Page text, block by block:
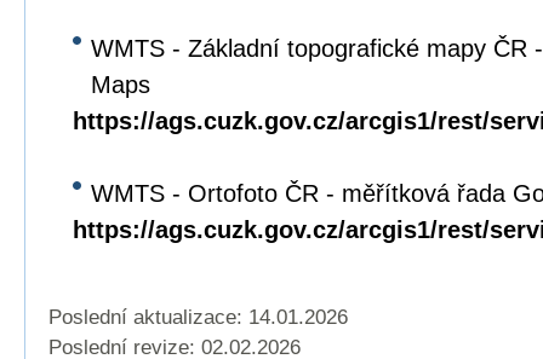
WMTS - Základní topografické mapy ČR
Maps
https://ags.cuzk.gov.cz/arcgis1/rest/
WMTS - Ortofoto ČR - měřítková řada
https://ags.cuzk.gov.cz/arcgis1/rest/
Poslední aktualizace: 14.01.2026
Poslední revize: 02.02.2026